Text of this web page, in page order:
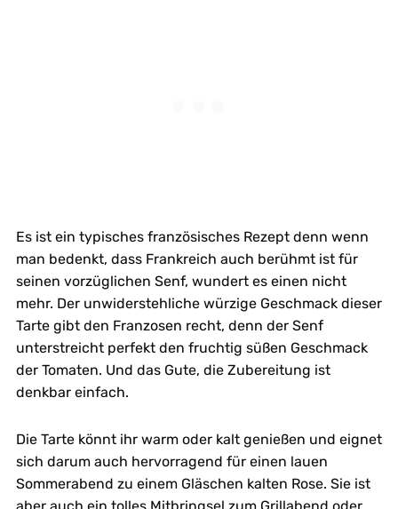
Es ist ein typisches französisches Rezept denn wenn
man bedenkt, dass Frankreich auch berühmt ist für
seinen vorzüglichen Senf, wundert es einen nicht
mehr. Der unwiderstehliche würzige Geschmack dieser
Tarte gibt den Franzosen recht, denn der Senf
unterstreicht perfekt den fruchtig süßen Geschmack
der Tomaten. Und das Gute, die Zubereitung ist
denkbar einfach.
Die Tarte könnt ihr warm oder kalt genießen und eignet
sich darum auch hervorragend für einen lauen
Sommerabend zu einem Gläschen kalten Rose. Sie ist